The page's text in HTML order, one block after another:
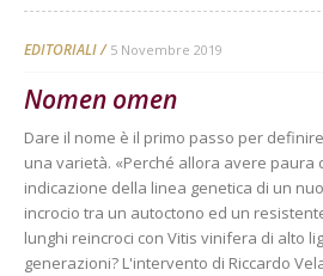
EDITORIALI 5 Novembre 2019
Nomen omen
Dare il nome è il primo passo per
una varietà. «Perché allora avere paura
indicazione della linea genetica di un
incrocio tra un autoctono ed un
lunghi reincroci con Vitis vinifera di alto
generazioni? L'intervento di Riccardo